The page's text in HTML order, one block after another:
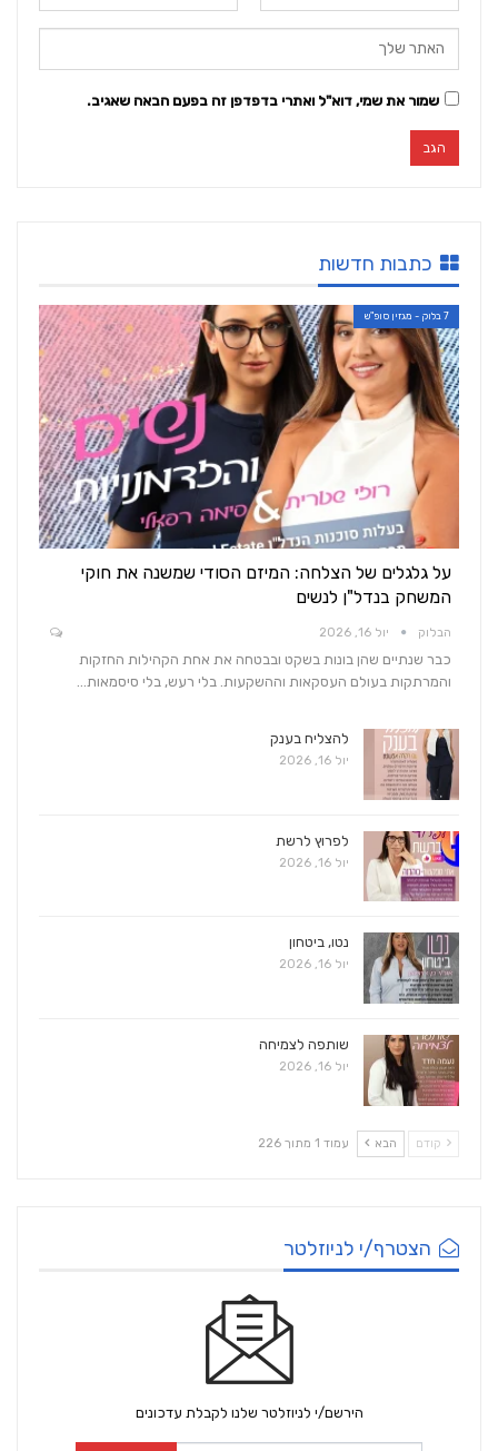
שמור את שמי, דוא"ל ואתרי בדפדפן זה בפעם הבאה שאגיב.
כתבות חדשות
7 בלוק - מגזין סופ"ש
על גלגלים של הצלחה: המיזם הסודי שמשנה את חוקי
המשחק בנדל"ן לנשים
הבלוק יול 16, 2026
כבר שנתיים שהן בונות בשקט ובבטחה את אחת הקהילות החזקות
והמרתקות בעולם העסקאות וההשקעות. בלי רעש, בלי סיסמאות…
להצליח בענק
יול 16, 2026
לפרוץ לרשת
יול 16, 2026
נטו, ביטחון
יול 16, 2026
שותפה לצמיחה
יול 16, 2026
קודם הבא עמוד 1 מתוך 226
הצטרף/י לניוזלטר
הירשם/י לניוזלטר שלנו לקבלת עדכונים